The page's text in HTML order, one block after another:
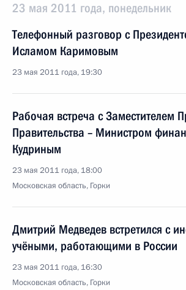
23 мая 2011 года, понедельник
Телефонный разговор с
Исламом Каримовым
23 мая 2011 года, 19:30
Рабочая встреча с Заместителем
Правительства – Министром
Кудриным
23 мая 2011 года, 18:00
Московская область, Горки
Дмитрий Медведев встретился с
учёными, работающими в России
23 мая 2011 года, 16:30
Московская область, Горки